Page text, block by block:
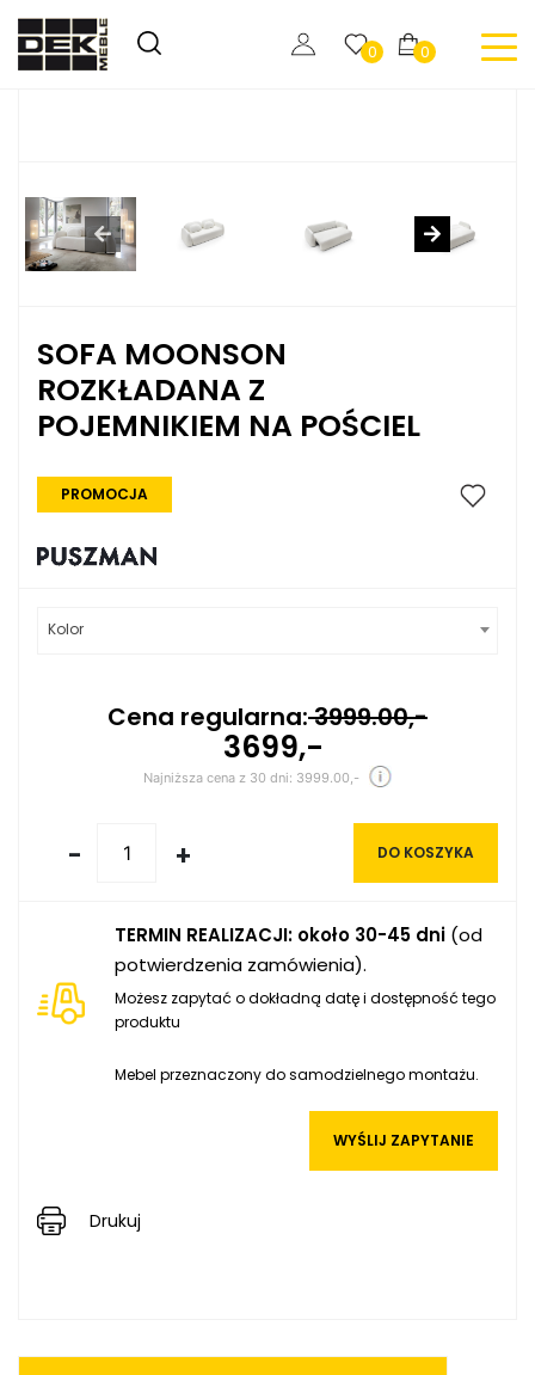
0 0
SOFA MOONSON
ROZKŁADANA Z
POJEMNIKIEM NA POŚCIEL
PROMOCJA
Kolor
Cena regularna:3999.00,-
3699,-
Najniższa cena z 30 dni: 3999.00,-
- + DO KOSZYKA
TERMIN REALIZACJI: około 30-45 dni (od
potwierdzenia zamówienia).
Możesz zapytać o dokładną datę i dostępność tego
produktu
Mebel przeznaczony do samodzielnego montażu.
WYŚLIJ ZAPYTANIE
Drukuj